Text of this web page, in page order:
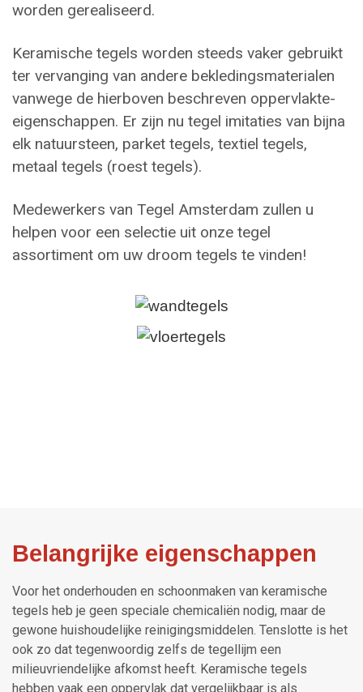
worden gerealiseerd.
Keramische tegels worden steeds vaker gebruikt
ter vervanging van andere bekledingsmaterialen
vanwege de hierboven beschreven oppervlakte-
eigenschappen. Er zijn nu tegel imitaties van bijna
elk natuursteen, parket tegels, textiel tegels,
metaal tegels (roest tegels).
Medewerkers van Tegel Amsterdam zullen u
helpen voor een selectie uit onze tegel
assortiment om uw droom tegels te vinden!
Belangrijke eigenschappen
Voor het onderhouden en schoonmaken van keramische
tegels heb je geen speciale chemicaliën nodig, maar de
gewone huishoudelijke reinigingsmiddelen. Tenslotte is het
ook zo dat tegenwoordig zelfs de tegellijm een
milieuvriendelijke afkomst heeft. Keramische tegels
hebben vaak een oppervlak dat vergelijkbaar is als